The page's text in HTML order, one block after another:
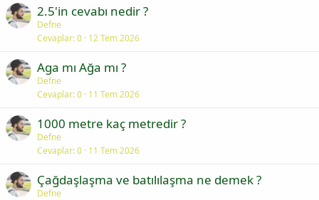
2.5'in cevabı nedir ?
Defne
Cevaplar 0 12 Tem 2026
Aga mı Ağa mı ?
Defne
Cevaplar 0 11 Tem 2026
1000 metre kaç metredir ?
Defne
Cevaplar 0 11 Tem 2026
Çağdaşlaşma ve batılılaşma ne demek ?
Defne